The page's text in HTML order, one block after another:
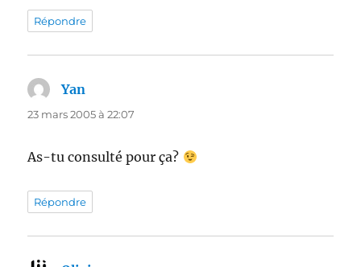
Répondre
Yan
23 mars 2005 à 22:07
As-tu consulté pour ça?
Répondre